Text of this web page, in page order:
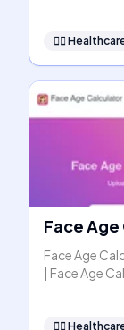
👩‍⚕️
Face
Face Age
| Face Age
👩‍⚕️